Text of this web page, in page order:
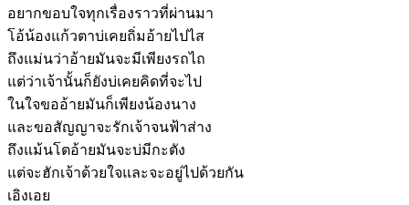
อยากขอบใจทุกเรื่องราวที่ผ่านมา
โอ้น้องแก้วตาบ่เคยถิ่มอ้ายไปไส
ถึงแม่นว่าอ้ายมันจะมีเพียงรถไถ
แต่ว่าเจ้านั้นก็ยังบ่เคยคิดที่จะไป
ในใจขออ้ายมันก็เพียงน้องนาง
และขอสัญญาจะรักเจ้าจนฟ้าส่าง
ถึงแม้นโตอ้ายมันจะบ่มีกะตัง
แต่จะฮักเจ้าด้วยใจและจะอยู่ไปด้วยกัน
เอิงเอย